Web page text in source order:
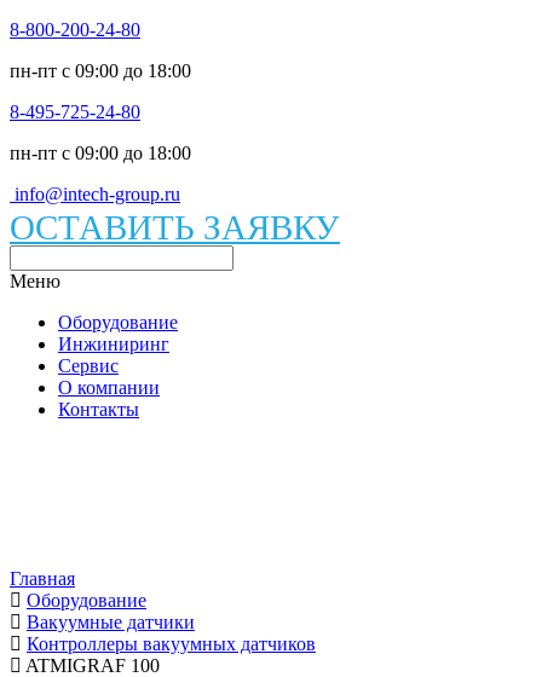
8-800-200-24-80
пн-пт c 09:00 до 18:00
8-495-725-24-80
пн-пт c 09:00 до 18:00
info@intech-group.ru
ОСТАВИТЬ ЗАЯВКУ
Меню
Оборудование
Инжиниринг
Сервис
О компании
Контакты
Главная
Оборудование
Вакуумные датчики
Контроллеры вакуумных датчиков
ATMIGRAF 100